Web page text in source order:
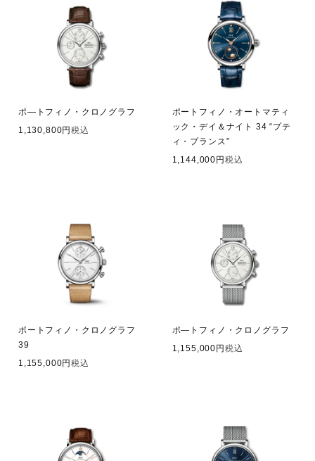
ポ―トフィノ・クロノグラフ
1,130,800
税込
ポートフィノ・オートマティ
ック・デイ＆ナイト 34 “プテ
ィ・プランス”
1,144,000
税込
ポートフィノ・クロノグラフ
39
1,155,000
税込
ポ―トフィノ・クロノグラフ
1,155,000
税込